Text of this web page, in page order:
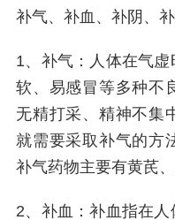
补气、补血、补阴、补
1、补气：人体在气
软、易感冒等多种不
无精打采、精神不集
就需要采取补气的方
补气药物主要有黄芪
2、补血：补血指在